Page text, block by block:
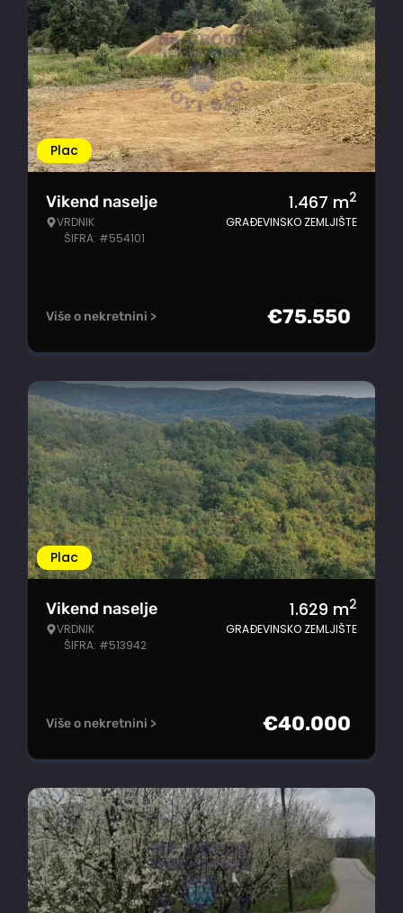
Plac
Vikend naselje
VRDNIK
ŠIFRA: #554101
1.467 m2
GRAĐEVINSKO ZEMLJIŠTE
Više o nekretnini > €75.550
Plac
Vikend naselje
VRDNIK
ŠIFRA: #513942
1.629 m2
GRAĐEVINSKO ZEMLJIŠTE
Više o nekretnini > €40.000